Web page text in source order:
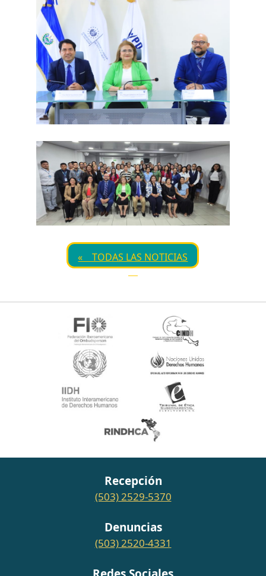
« TODAS LAS NOTICIAS
Recepción
(503) 2529-5370
Denuncias
(503) 2520-4331